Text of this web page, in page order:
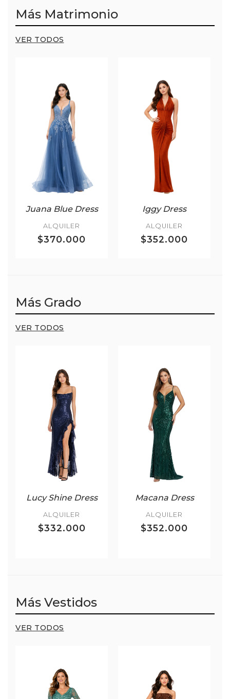
Más Matrimonio
VER TODOS
Juana Blue Dress
ALQUILER
$370.000
Iggy Dress
ALQUILER
$352.000
Más Grado
VER TODOS
Lucy Shine Dress
ALQUILER
$332.000
Macana Dress
ALQUILER
$352.000
Más Vestidos
VER TODOS